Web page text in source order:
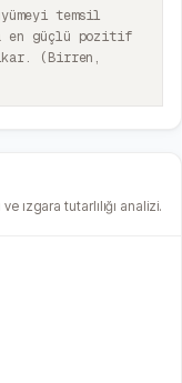
temsil
en güçlü pozitif
(Birren,
ızgara tutarlılığı analizi.